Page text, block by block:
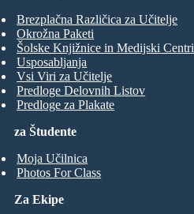
za Študente
Moja Učilnica
Photos For Class
Brezplačna Različica za Učitelje
Okrožna Paketi
Šolske Knjižnice in Medijski Centri
Usposabljanja
Vsi Viri za Učitelje
Predloge Delovnih Listov
Predloge za Plakate
Za Ekipe